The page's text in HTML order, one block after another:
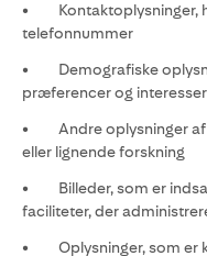
• Kontaktoplysninger,
telefonnummer
• Demografiske
præferencer og interesser
• Andre oplysninger af
eller lignende forskning
• Billeder, som er
faciliteter, der
• Oplysninger, som er